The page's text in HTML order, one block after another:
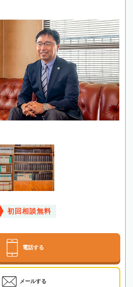
初回相談無料
電話する
メールする